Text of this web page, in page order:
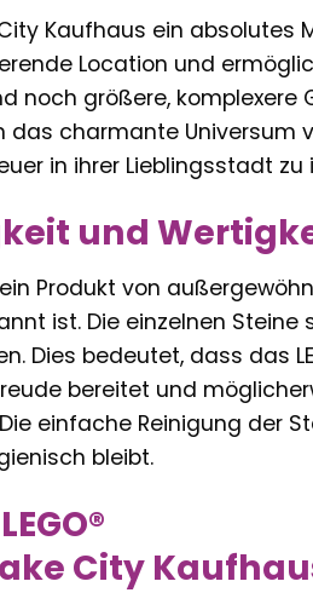
Kaufhaus ein absolutes
Location und
noch größere, komplexere
charmante Universum
in ihrer Lieblingsstadt zu
und
Produkt von
ist. Die einzelnen Steine
Dies bedeutet, dass das
bereitet und
einfache Reinigung der
bleibt.
City